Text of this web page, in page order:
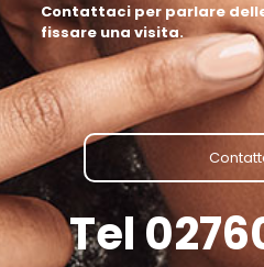
Contattaci per parlare
fissare una visita.
Tel